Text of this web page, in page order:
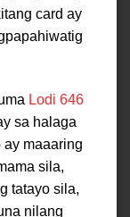
card ay
Lodi 646
sa halaga
ay maaaring
sila,
tatayo sila,
nilang